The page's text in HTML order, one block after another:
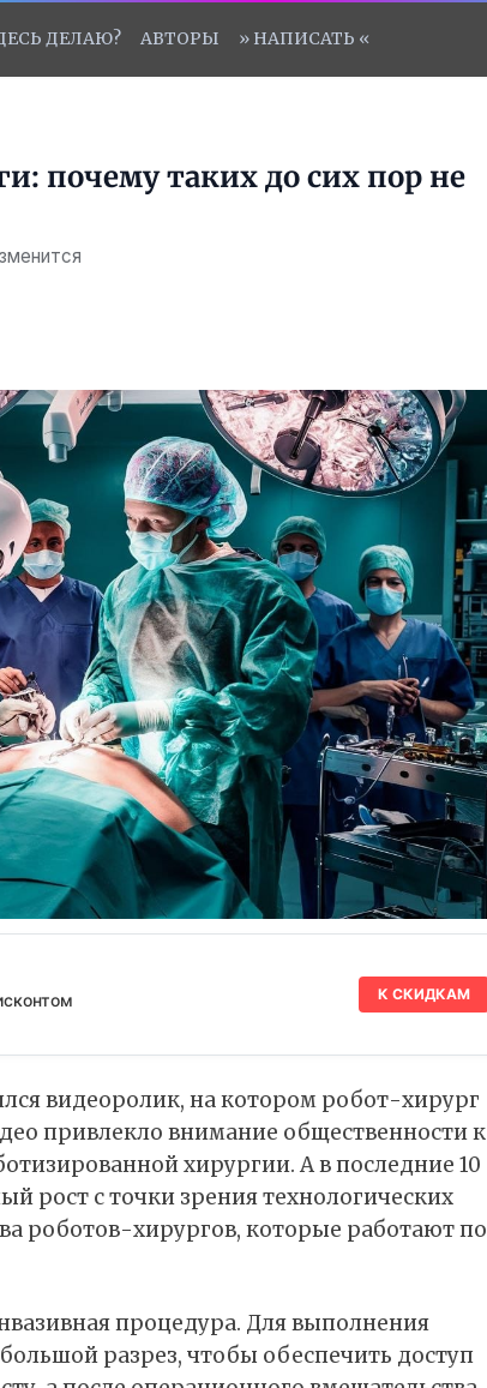
ДЕЛАЮ? АВТОРЫ » НАПИСАТЬ «
почему таких до сих пор не
К СКИДКАМ
видеоролик, на котором робот-хирург
привлекло внимание общественности к
хирургии. А в последние 10
рост с точки зрения технологических
роботов-хирургов, которые работают по
процедура. Для выполнения
разрез, чтобы обеспечить доступ